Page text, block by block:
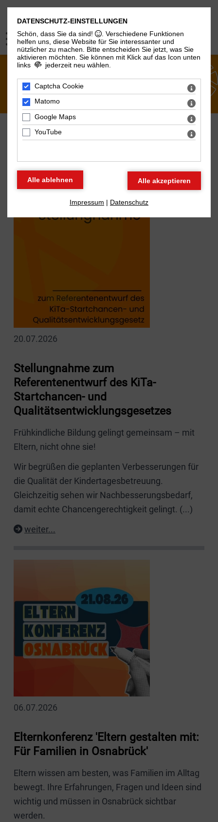
ÜBER UNS
AKTUELLES AUS DEM BBT
20.07.2026
Stellungnahme zum
Referentenentwurf des KiTa-
Startchancen- und
Qualitätsentwicklungsgesetzes
Frühkindliche Bildung gelingt gemeinsam – mit
Eltern, nicht ohne sie!
Wir begrüßen die geplanten Verbesserungen für
die Qualität der Kindertagesbetreuung.
Gleichzeitig sehen wir Nachbesserungsbedarf,
damit echte Chancengerechtigkeit gelingt. (...)
weiter...
06.07.2026
Elternkonferenz 'Eltern gestalten mit:
Für Familien in Osnabrück'
Eltern wissen am besten, was Familien im Alltag
bewegt. Ihre Erfahrungen, Fragen und Ideen sind
wichtig und müssen in Osnabrück sichtbar
werden.
DATENSCHUTZ-EINSTELLUNGEN
Schön, dass Sie da sind!
. Verschiedene Funktionen
helfen uns, diese Website für Sie interessanter und
nützlicher zu machen.
Bitte entscheiden Sie jetzt, was Sie
aktivieren möchten. Sie können mit Klick auf das Icon unten
links
jederzeit neu wählen.
Captcha Cookie
Matomo
Google Maps
YouTube
Impressum | Datenschutz